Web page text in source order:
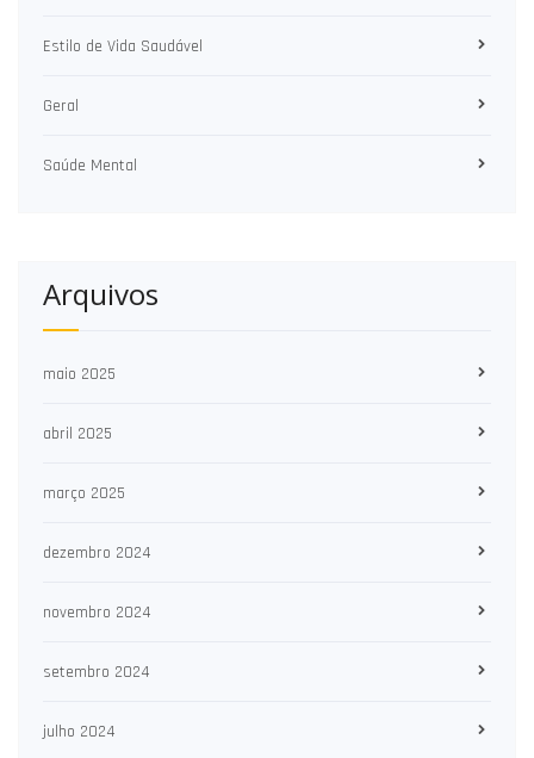
Estilo de Vida Saudável
Geral
Saúde Mental
Arquivos
maio 2025
abril 2025
março 2025
dezembro 2024
novembro 2024
setembro 2024
julho 2024